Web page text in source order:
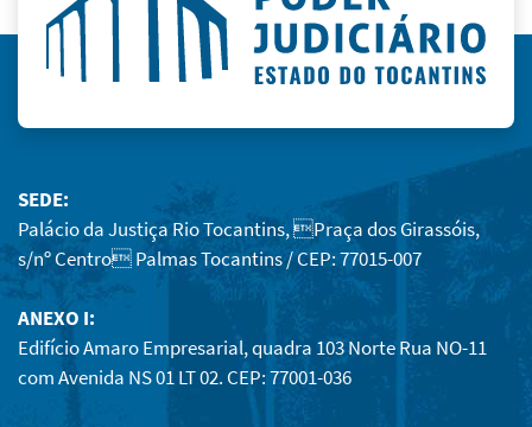
SEDE:
Palácio da Justiça Rio Tocantins, Praça dos Girassóis,
s/nº Centro Palmas Tocantins / CEP: 77015-007
ANEXO I:
Edifício Amaro Empresarial, quadra 103 Norte Rua NO-11
com Avenida NS 01 LT 02. CEP: 77001-036